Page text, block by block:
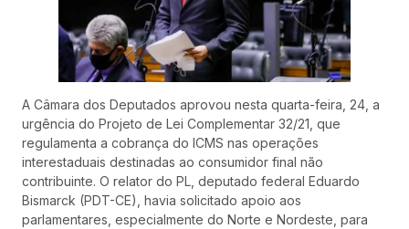
A Câmara dos Deputados aprovou nesta quarta-feira, 24, a
urgência do Projeto de Lei Complementar 32/21, que
regulamenta a cobrança do ICMS nas operações
interestaduais destinadas ao consumidor final não
contribuinte. O relator do PL, deputado federal Eduardo
Bismarck (PDT-CE), havia solicitado apoio aos
parlamentares, especialmente do Norte e Nordeste, para